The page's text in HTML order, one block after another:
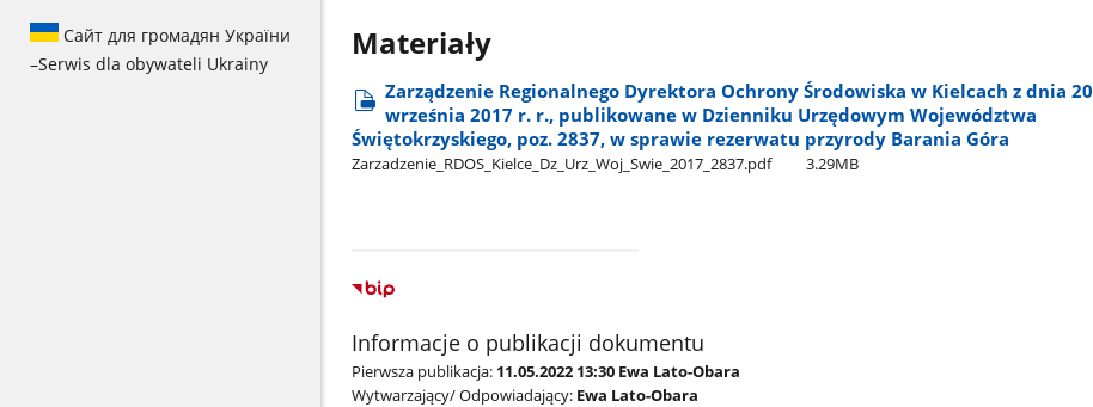
Сайт для громадян України
–Serwis dla obywateli Ukrainy
Materiały
Zarządzenie Regionalnego Dyrektora Ochrony Środowiska w Kielcach z dnia 20
września 2017 r. r., publikowane w Dzienniku Urzędowym Województwa
Świętokrzyskiego, poz. 2837, w sprawie rezerwatu przyrody Barania Góra
Zarzadzenie​_RDOS​_Kielce​_Dz​_Urz​_Woj​_Swie​_2017​_2837.pdf 3.29MB
Informacje o publikacji dokumentu
Pierwsza publikacja: 11.05.2022 13:30 Ewa Lato-Obara
Wytwarzający/ Odpowiadający: Ewa Lato-Obara